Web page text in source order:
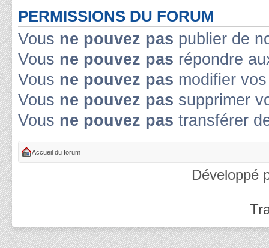
PERMISSIONS DU FORUM
Vous ne pouvez pas publier de
Vous ne pouvez pas répondre
Vous ne pouvez pas modifier
Vous ne pouvez pas supprimer
Vous ne pouvez pas transférer
Accueil du forum
Développé